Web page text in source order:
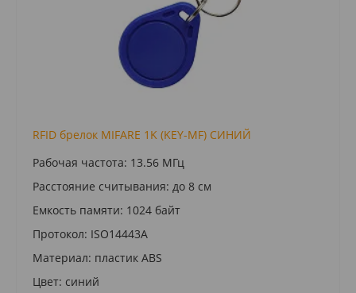
RFID брелок MIFARE 1K (KEY-MF) СИНИЙ
Рабочая частота: 13.56 МГц
Расстояние считывания: до 8 см
Емкость памяти: 1024 байт
Протокол: ISO14443A
Материал: пластик ABS
Цвет: синий